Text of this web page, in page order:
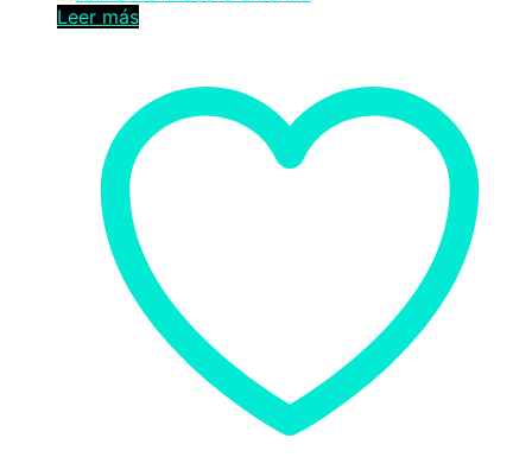
Leer más